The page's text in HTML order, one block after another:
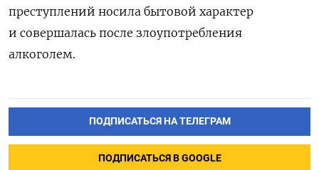
преступлений носила бытовой характер
и совершалась после злоупотребления
алкоголем.
ПОДПИСАТЬСЯ НА ТЕЛЕГРАМ
ПОДПИСАТЬСЯ В GOOGLE